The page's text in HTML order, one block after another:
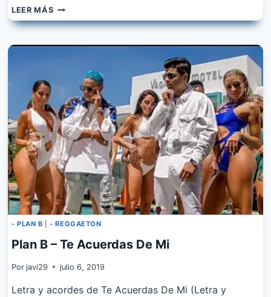
LEER MÁSOZUNA,
DADDY
YANKEE,
DESORDEN
- PLAN B |- REGGAETON
Plan B – Te Acuerdas De Mi
Por javi29 julio 6, 2019
Letra y acordes de Te Acuerdas De Mi (Letra y